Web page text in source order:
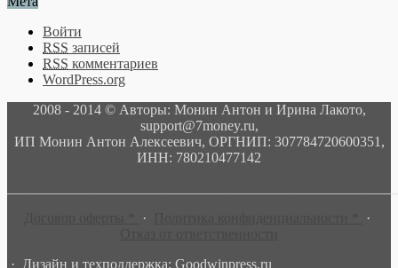
Войти
RSS записей
RSS комментариев
WordPress.org
2008 - 2014 © Авторы: Монин Антон и Ирина Лакото,
support@7money.ru,
ИП Монин Антон Алексеевич, ОРГНИП: 307784720600351,
ИНН: 780210477142
·
·
· Дизайн и техподдержка: Goodwinpress.ru